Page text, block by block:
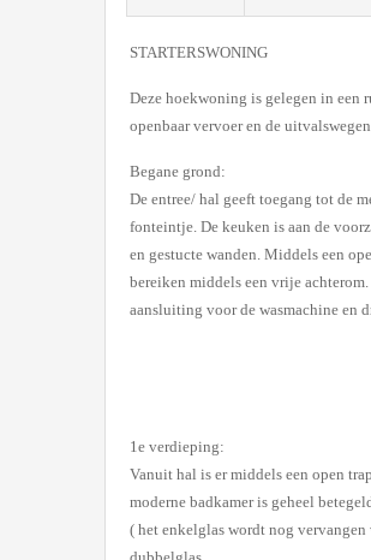
STARTERSWONING
Deze hoekwoning is gelegen in een
openbaar vervoer en de
Begane grond:
De entree/ hal geeft toegang tot de
fonteintje. De keuken is aan de
en gestucte wanden. Middels een
bereiken middels een vrije
aansluiting voor de wasmachine en
1e verdieping:
Vanuit hal is er middels een open
moderne badkamer is geheel
( het enkelglas wordt nog